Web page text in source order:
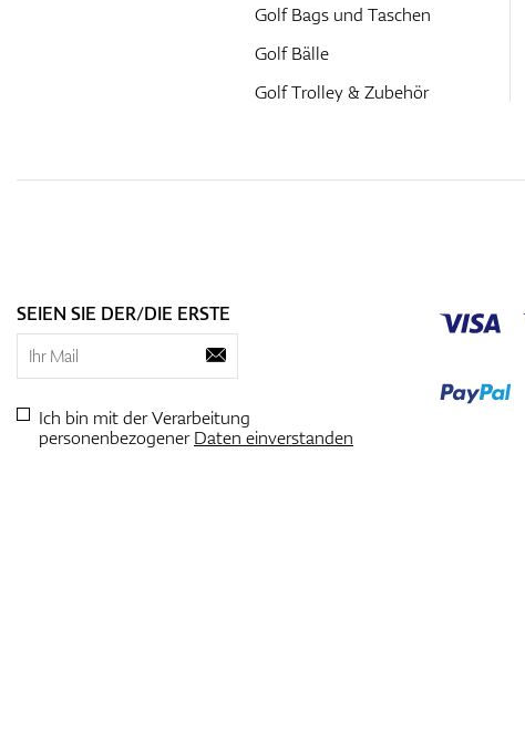
Golf Bags und Taschen
Golf Bälle
Golf Trolley & Zubehör
SEIEN SIE DER/DIE ERSTE
Ich bin mit der Verarbeitung
personenbezogenerDaten einverstanden